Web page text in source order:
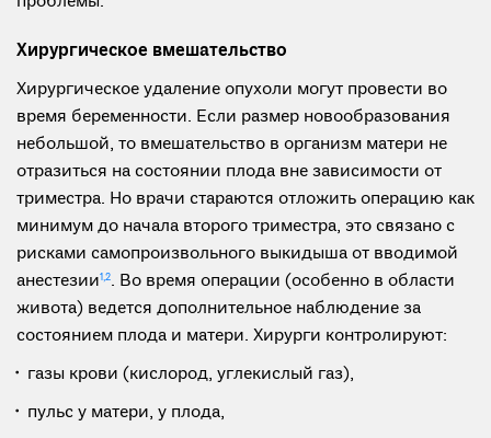
Хирургическое вмешательство
Хирургическое удаление опухоли могут провести во
время беременности. Если размер новообразования
небольшой, то вмешательство в организм матери не
отразиться на состоянии плода вне зависимости от
триместра. Но врачи стараются отложить операцию как
минимум до начала второго триместра, это связано с
рисками самопроизвольного выкидыша от вводимой
анестезии1,2. Во время операции (особенно в области
живота) ведется дополнительное наблюдение за
состоянием плода и матери. Хирурги контролируют:
газы крови (кислород, углекислый газ),
пульс у матери, у плода,